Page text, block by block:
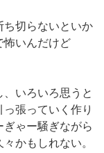
ち切らないといか
怖いんだけど
いろいろ思うと
張っていく作り
ゃー騒ぎながら
かもしれない。